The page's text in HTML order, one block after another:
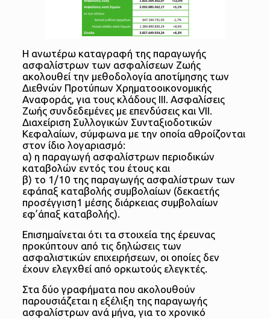
Η ανωτέρω καταγραφή της παραγωγής
ασφαλίστρων των ασφαλίσεων Ζωής
ακολουθεί την μεθοδολογία αποτίμησης των
Διεθνών Προτύπων Χρηματοοικονομικής
Αναφοράς, για τους κλάδους ΙΙΙ. Ασφαλίσεις
Ζωής συνδεδεμένες με επενδύσεις και VII.
Διαχείριση Συλλογικών Συνταξιοδοτικών
Κεφαλαίων, σύμφωνα με την οποία αθροίζονται
στον ίδιο λογαριασμό:
α) η παραγωγή ασφαλίστρων περιοδικών
καταβολών εντός του έτους και
β) το 1/10 της παραγωγής ασφαλίστρων των
εφάπαξ καταβολής συμβολαίων (δεκαετής
προσέγγιση1 μέσης διάρκειας συμβολαίων
εφ’άπαξ καταβολής).
Επισημαίνεται ότι τα στοιχεία της έρευνας
προκύπτουν από τις δηλώσεις των
ασφαλιστικών επιχειρήσεων, οι οποίες δεν
έχουν ελεγχθεί από ορκωτούς ελεγκτές.
Στα δύο γραφήματα που ακολουθούν
παρουσιάζεται η εξέλιξη της παραγωγής
ασφαλίστρων ανά μήνα, για το χρονικό